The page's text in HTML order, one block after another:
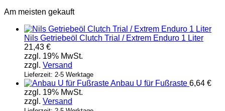
Am meisten gekauft
Nils Getriebeöl Clutch Trial / Extrem Enduro 1 Liter
21,43 €
zzgl. 19% MwSt.
zzgl. Versand
Lieferzeit: 2-5 Werktage
Anbau U für Fußraste 6,64 €
zzgl. 19% MwSt.
zzgl. Versand